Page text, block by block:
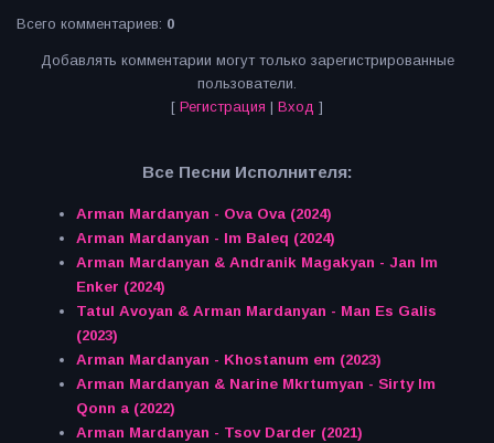
Всего комментариев: 0
Добавлять комментарии могут только зарегистрированные
пользователи.
[ Регистрация | Вход ]
Все Песни Исполнителя:
Arman Mardanyan - Ova Ova (2024)
Arman Mardanyan - Im Baleq (2024)
Arman Mardanyan & Andranik Magakyan - Jan Im
Enker (2024)
Tatul Avoyan & Arman Mardanyan - Man Es Galis
(2023)
Arman Mardanyan - Khostanum em (2023)
Arman Mardanyan & Narine Mkrtumyan - Sirty Im
Qonn a (2022)
Arman Mardanyan - Tsov Darder (2021)